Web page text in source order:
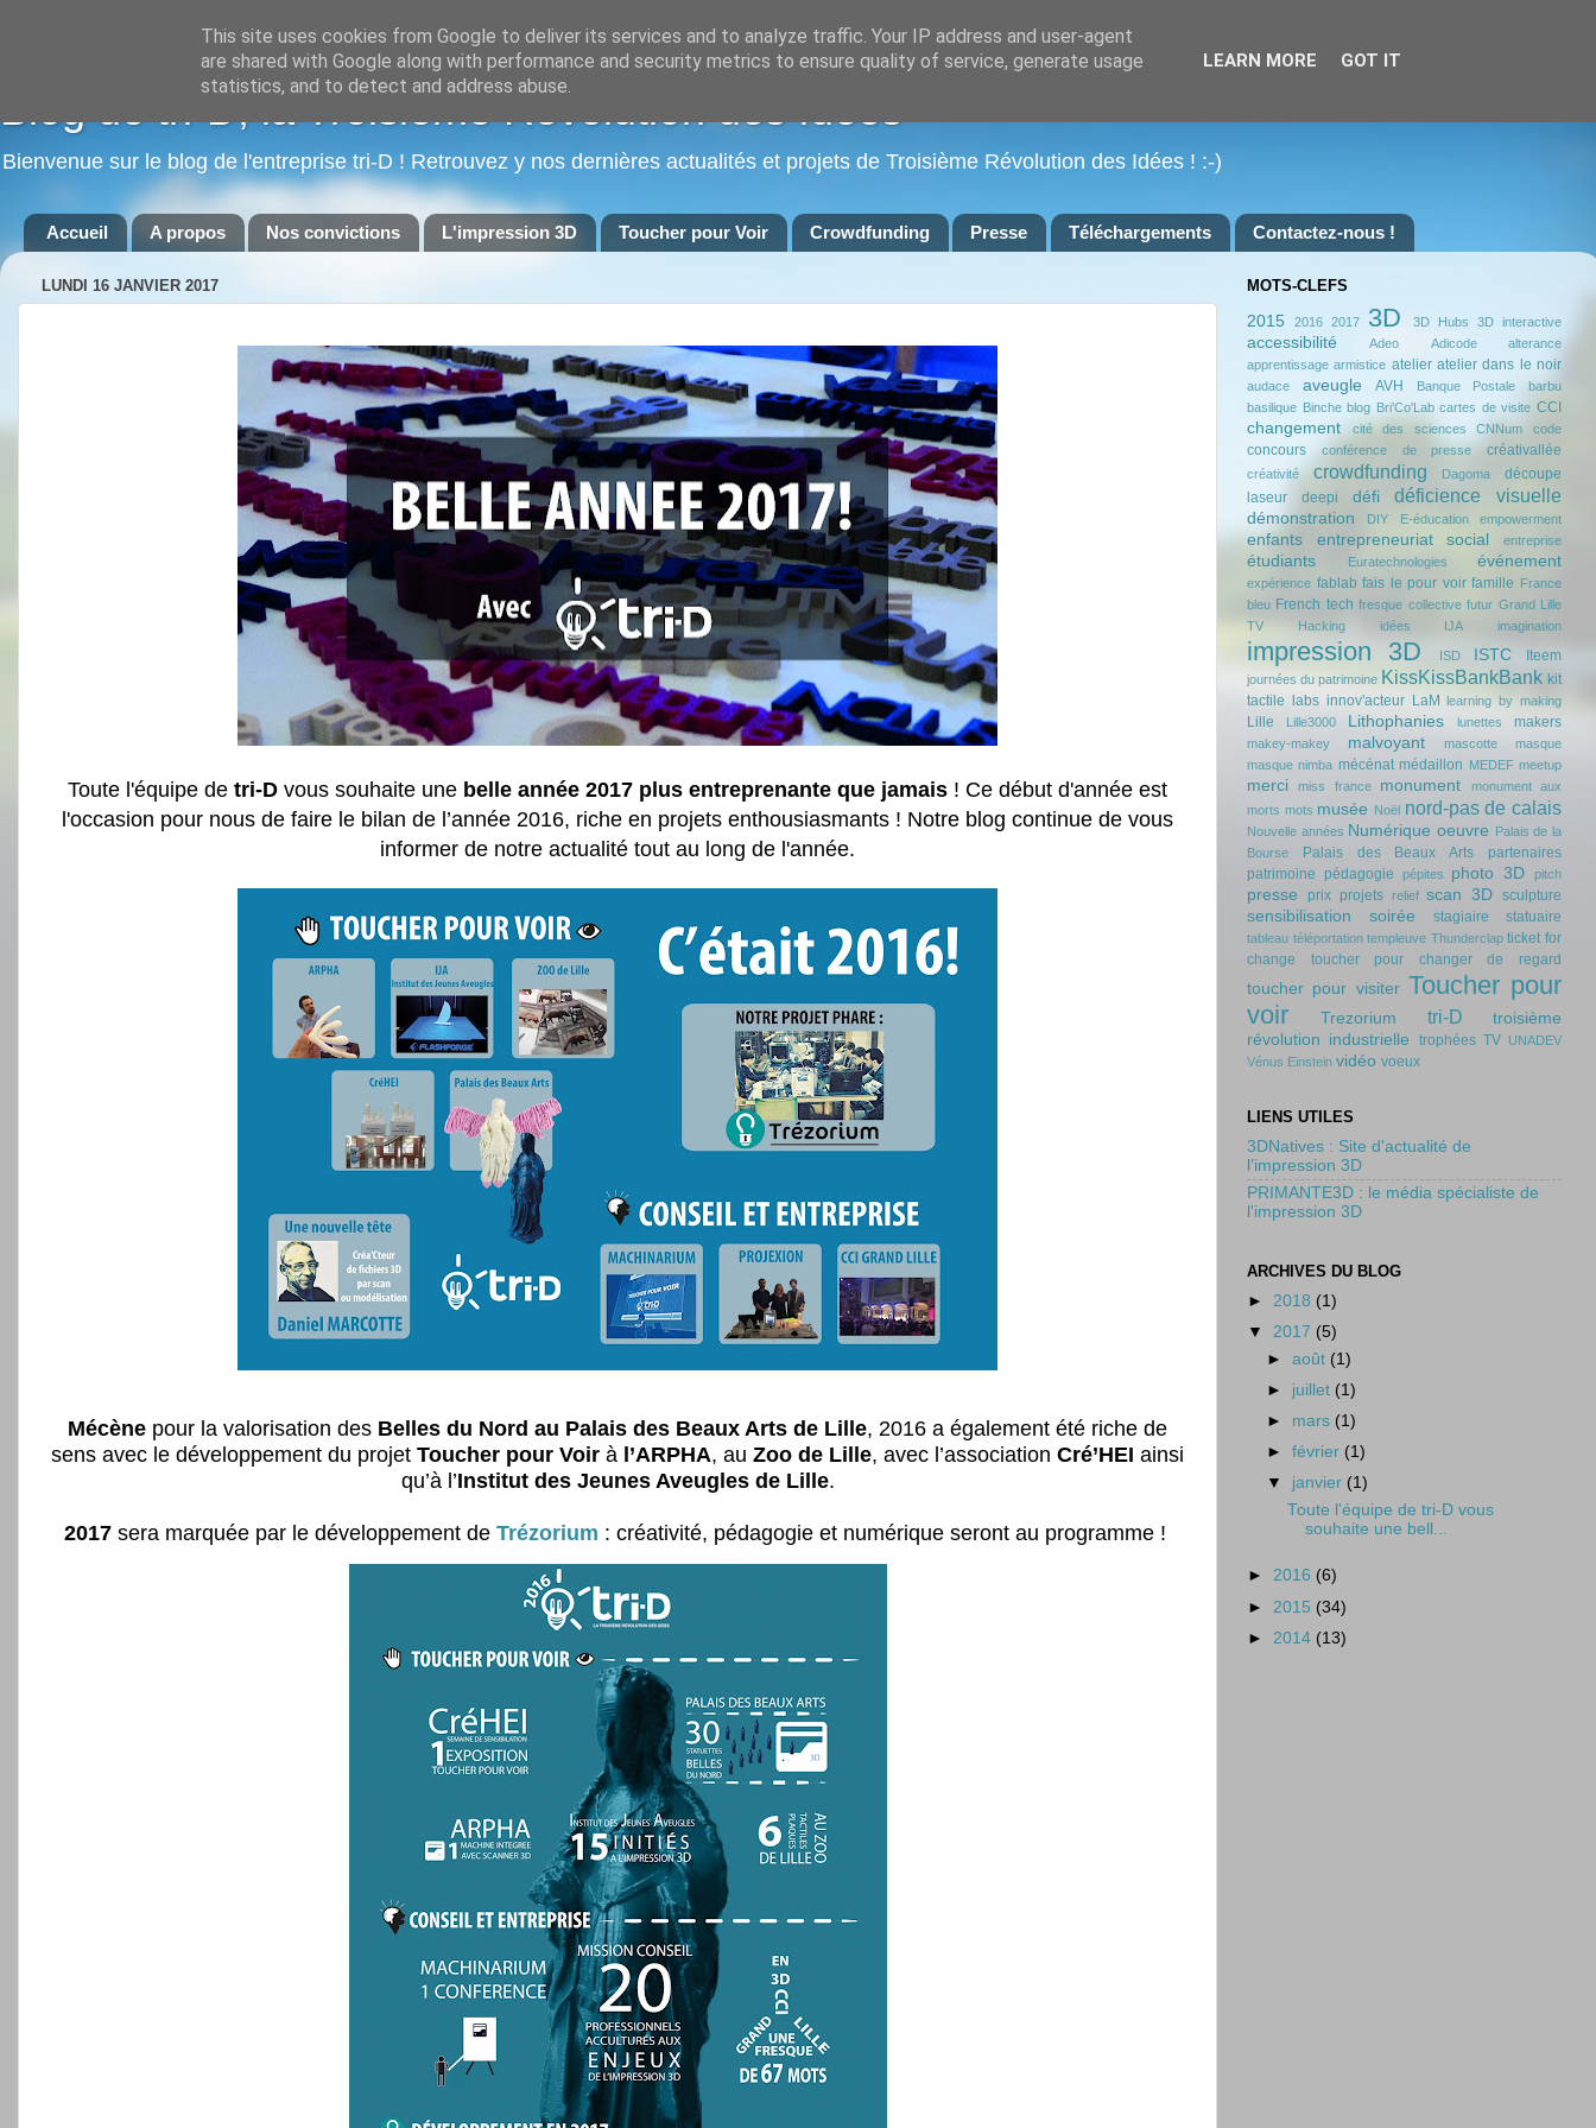
Blog de tri-D, la Troisième Révolution des Idées
Bienvenue sur le blog de l'entreprise tri-D ! Retrouvez y nos dernières actualités et projets de Troisième Révolution des Idées ! :-)
Accueil A propos Nos convictions L'impression 3D Toucher pour Voir Crowdfunding Presse Téléchargements Contactez-nous !
LUNDI 16 JANVIER 2017
Toute l'équipe de tri-D vous souhaite une belle année 2017 plus entreprenante que jamais ! Ce début d'année est
l'occasion pour nous de faire le bilan de l’année 2016, riche en projets enthousiasmants ! Notre blog continue de vous
informer de notre actualité tout au long de l'année.
Mécène pour la valorisation des Belles du Nord au Palais des Beaux Arts de Lille, 2016 a également été riche de
sens avec le développement du projet Toucher pour Voir à l’ARPHA, au Zoo de Lille, avec l’association Cré’HEI ainsi
qu’à l’Institut des Jeunes Aveugles de Lille.
2017 sera marquée par le développement de Trézorium : créativité, pédagogie et numérique seront au programme !
MOTS-CLEFS
2015
2016 2017 3D 3D Hubs 3D interactive
accessibilité Adeo Adicode
alterance
apprentissage armistice atelier atelier dans le noir
audace aveugle AVH Banque Postale
barbu
basilique Binche blog Bri'Co'Lab cartes de visite CCI
changement cité des sciences CNNum code
concours conférence de presse créativallée
créativité crowdfunding Dagoma
découpe
laseur
deepi défi déficience visuelle
démonstration DIY E-éducation empowerment
enfants entrepreneuriat social entreprise
étudiants Euratechnologies événement
expérience fablab fais le pour voir famille France
bleu French tech fresque collective futur Grand Lille
TV
Hacking idées IJA imagination
impression 3D ISD ISTC Iteem
journées du patrimoine KissKissBankBank kit
tactile labs innov'acteur LaM learning by making
Lille Lille3000 Lithophanies lunettes makers
makey-makey malvoyant mascotte
masque
masque nimba mécénat médaillon MEDEF meetup
merci miss france monument
monument aux
morts mots musée Noël nord-pas de calais
Nouvelle années Numérique oeuvre Palais de la
Bourse
Palais des Beaux Arts
partenaires
patrimoine pédagogie pépites photo 3D pitch
presse prix projets relief scan 3D sculpture
sensibilisation soirée stagiaire statuaire
tableau téléportation templeuve Thunderclap ticket for
change
toucher pour changer de regard
toucher pour visiter Toucher pour
voir
Trezorium tri-D
troisième
révolution industrielle
trophées TV
UNADEV
Vénus Einstein vidéo voeux
LIENS UTILES
3DNatives : Site d'actualité de
l’impression 3D
PRIMANTE3D : le média spécialiste de
l'impression 3D
ARCHIVES DU BLOG
► 2018 (1)
▼ 2017 (5)
►août (1)
► juillet (1)
► mars (1)
►février (1)
▼ janvier (1)
Toute l'équipe de tri-D vous
souhaite une bell...
► 2016 (6)
► 2015 (34)
► 2014 (13)
This site uses cookies from Google to deliver its services and to analyze traffic. Your IP address and user-agent
are shared with Google along with performance and security metrics to ensure quality of service, generate usage
statistics, and to detect and address abuse.
LEARN MORE GOT IT